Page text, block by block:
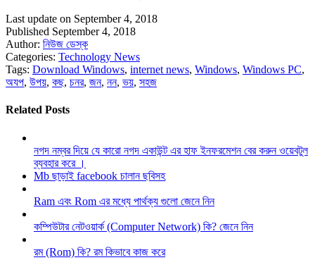
Last update on September 4, 2018
Published September 4, 2018
Author: নিউজ ডেস্ক
Categories: Technology News
Tags: Download Windows, internet news, Windows, Windows PC,
অযপ, উপয়, কছ, চনর, জন, নন, ভয়, সহজ
Related Posts
নগদ নম্বর দিয়ে যে কারো নগদ একাউন্ট এর হাফ ইনফরমেশন বের করুন ওয়েবটুল
ব্যবহার করে ।
Mb ছাড়াই facebook চালান ছবিসহ
Ram এবং Rom এর মধ্যে পার্থক্য গুলো জেনে নিন
কম্পিউটার নেটওয়ার্ক (Computer Network) কি? জেনে নিন
রম (Rom) কি? রম কিভাবে কাজ করে